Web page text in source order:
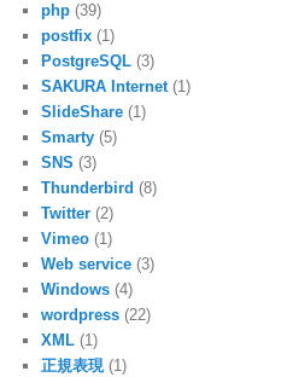
php (39)
postfix (1)
PostgreSQL (3)
SAKURA Internet(1)
SlideShare (1)
Smarty (5)
SNS (3)
Thunderbird (8)
Twitter (2)
Vimeo (1)
Web service (3)
Windows (4)
wordpress (22)
XML (1)
正規表現(1)